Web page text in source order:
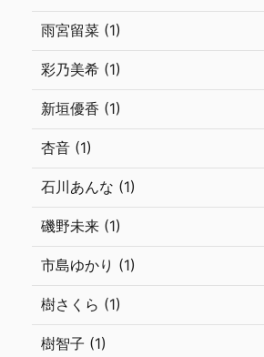
雨宮留菜 (1)
彩乃美希 (1)
新垣優香 (1)
杏音 (1)
石川あんな (1)
磯野未来 (1)
市島ゆかり (1)
樹さくら (1)
樹智子 (1)